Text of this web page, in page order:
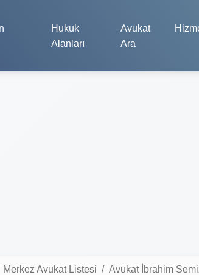
Hukuk
Alanları
Avukat
Ara
Avukat Listesi Avukat İbrahim